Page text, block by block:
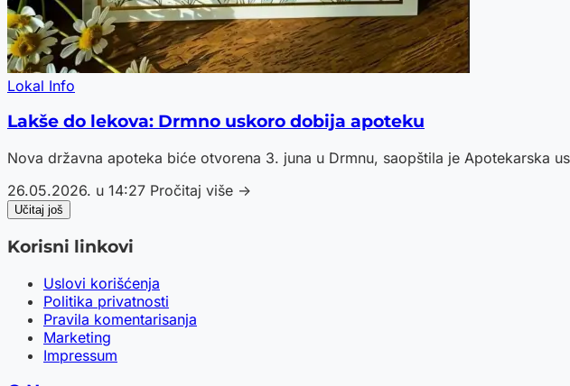
Lokal Info
Lakše do lekova: Drmno uskoro dobija apoteku
Nova državna apoteka biće otvorena 3. juna u Drmnu, saopštila je Apotekarska
26.05.2026. u 14:27 Pročitaj više →
Učitaj još
Korisni linkovi
Uslovi korišćenja
Politika privatnosti
Pravila komentarisanja
Marketing
Impressum